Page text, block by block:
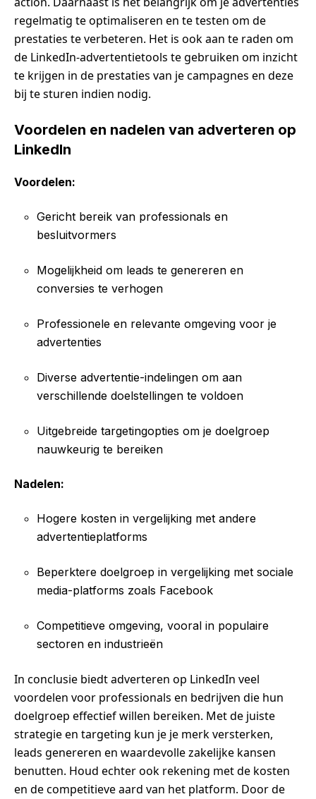
regelmatig te optimaliseren en te testen om de
prestaties te verbeteren. Het is ook aan te raden om
de LinkedIn-advertentietools te gebruiken om inzicht
te krijgen in de prestaties van je campagnes en deze
bij te sturen indien nodig.
Voordelen en nadelen van adverteren op
LinkedIn
Voordelen:
Gericht bereik van professionals en
besluitvormers
Mogelijkheid om leads te genereren en
conversies te verhogen
Professionele en relevante omgeving voor je
advertenties
Diverse advertentie-indelingen om aan
verschillende doelstellingen te voldoen
Uitgebreide targetingopties om je doelgroep
nauwkeurig te bereiken
Nadelen:
Hogere kosten in vergelijking met andere
advertentieplatforms
Beperktere doelgroep in vergelijking met sociale
media-platforms zoals Facebook
Competitieve omgeving, vooral in populaire
sectoren en industrieën
In conclusie biedt adverteren op LinkedIn veel
voordelen voor professionals en bedrijven die hun
doelgroep effectief willen bereiken. Met de juiste
strategie en targeting kun je je merk versterken,
leads genereren en waardevolle zakelijke kansen
benutten. Houd echter ook rekening met de kosten
en de competitieve aard van het platform. Door de